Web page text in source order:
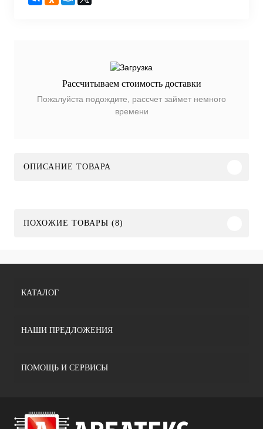
Рассчитываем стоимость доставки
Пожалуйста подождите, рассчет займет немного
времени
ОПИСАНИЕ ТОВАРА
ПОХОЖИЕ ТОВАРЫ (8)
КАТАЛОГ
НАШИ ПРЕДЛОЖЕНИЯ
ПОМОЩЬ И СЕРВИСЫ